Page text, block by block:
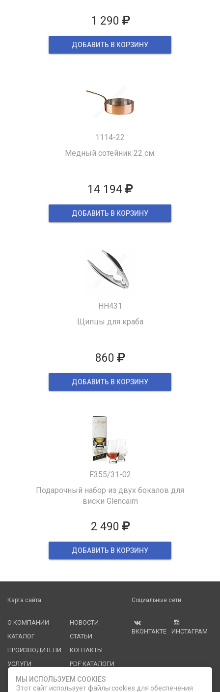
1 290
ДОБАВИТЬ В КОРЗИНУ
1114-22
Медный сотейник 22 см.
14 194
ДОБАВИТЬ В КОРЗИНУ
HH431
Щипцы для краба
860
ДОБАВИТЬ В КОРЗИНУ
F355/31-02
Подарочный набор из двух бокалов для
виски Glencairn
2 490
ДОБАВИТЬ В КОРЗИНУ
Карта сайта
О КОМПАНИИ
КАТАЛОГ
ПРОИЗВОДИТЕЛИ
УСЛУГИ
НОВОСТИ
СТАТЬИ
КОНТАКТЫ
PDF КАТАЛОГИ
ОПЛАТА И
ДОСТАВКА
Социальные сети
ВКОНТАКТЕ ИНСТАГРАМ
МЫ ИСПОЛЬЗУЕМ COOKIES
Этот сайт использует файлы cookies для обеспечения